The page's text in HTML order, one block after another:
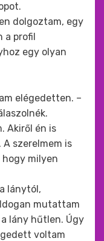
dolgoztam, egy
a profil
egy olyan
elégedetten. –
Akiről én is
A szerelmem is
milyen
lánytól,
mutattam
lány hűtlen. Úgy
voltam